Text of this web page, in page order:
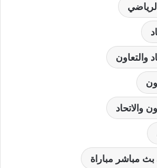
والتعاون
والاتحاد
بث مباشر مباراة